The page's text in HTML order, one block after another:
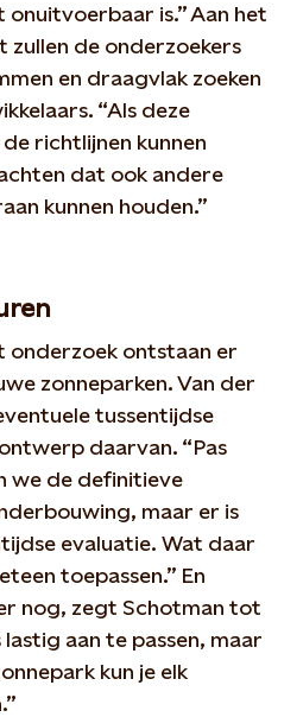
onuitvoerbaar is.” Aan het
zullen de onderzoekers
en draagvlak zoeken
“Als deze
richtlijnen kunnen
dat ook andere
kunnen houden.”
onderzoek ontstaan er
zonneparken. Van der
tussentijdse
daarvan. “Pas
we de definitieve
maar er is
evaluatie. Wat daar
toepassen.” En
nog, zegt Schotman tot
aan te passen, maar
kun je elk